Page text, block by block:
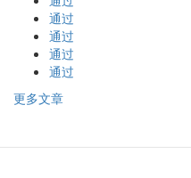
通过
通过
通过
通过
更多文章